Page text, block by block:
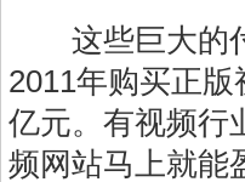
这些巨大的付
2011年购买正
亿元。有视频行
频网站马上就能